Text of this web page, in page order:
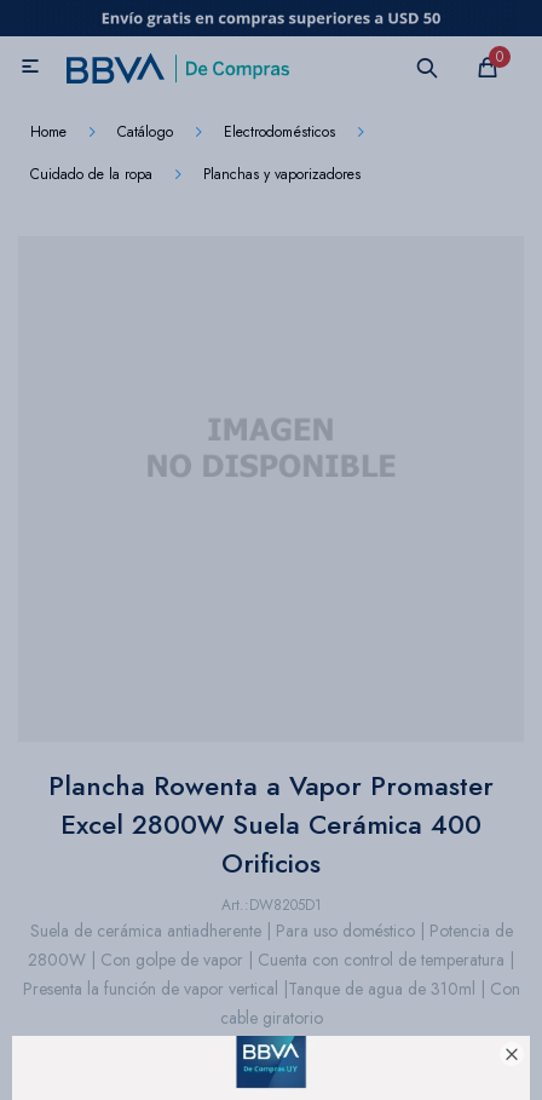

0

Home Catálogo
Electrodomésticos
Cuidado de la ropa
Planchas y vaporizadores
Plancha Rowenta a Vapor Promaster
Excel 2800W Suela Cerámica 400
Orificios
DW8205D1
Suela de cerámica antiadherente | Para uso doméstico | Potencia de
2800W | Con golpe de vapor | Cuenta con control de temperatura |
Presenta la función de vapor vertical |Tanque de agua de 310ml | Con
cable giratorio
MI CUENTA